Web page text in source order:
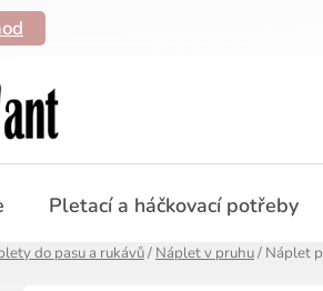
Pletací a háčkovací potřeby
do pasu a rukávů/ Náplet v pruhu/ Náplet